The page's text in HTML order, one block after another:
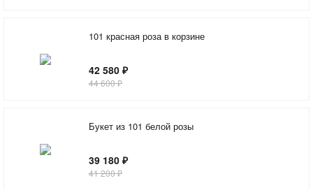
101 красная роза в корзине
42 580 ₽
44 600 ₽
Букет из 101 белой розы
39 180 ₽
41 200 ₽